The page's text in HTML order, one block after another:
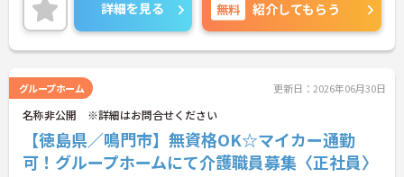
っかり働いてしっかり休める、社員にとって理想の
働き方を実現できますよ♪
ご興味ある方には、面接対策ポイントなど、さらに
い。
詳細を見る 無料 紹介してもらう
グループホーム 更新日：2026年06月30日
名称非公開 ※詳細はお問合せください
【徳島県／鳴門市】無資格OK☆マイカー通勤
可！グループホームにて介護職員募集〈正社員〉